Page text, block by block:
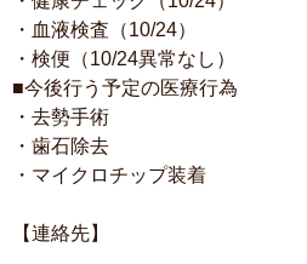
・血液検査（10/24）
・検便（10/24異常なし）
■今後行う予定の医療行為
・去勢手術
・歯石除去
・マイクロチップ装着
【連絡先】